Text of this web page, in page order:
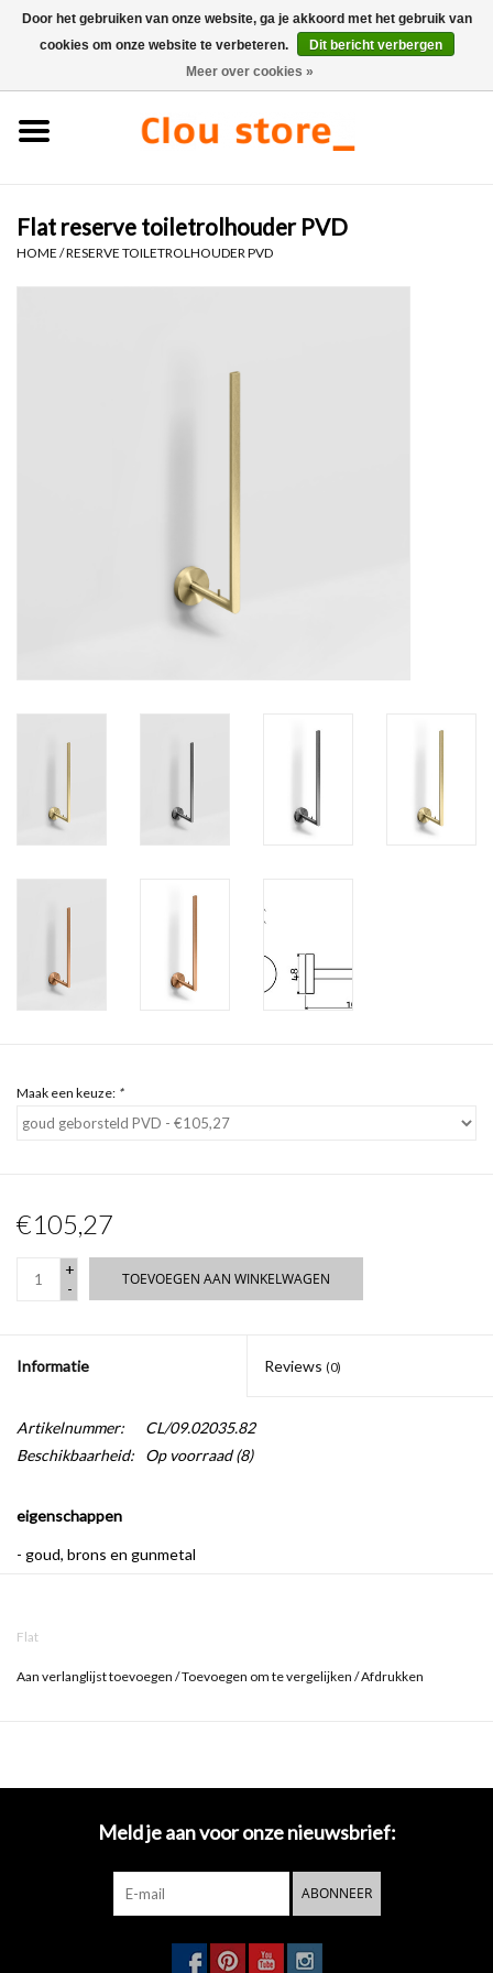
0 Artikelen - €0,00
Fonteinsets
Fonteinen
Flat reserve toiletrolhouder PVD
HOME /RESERVE TOILETROLHOUDER PVD
Maak een keuze: *
€105,27
+
-
TOEVOEGEN AAN WINKELWAGEN
Informatie Reviews (0)
Artikelnummer:
CL/09.02035.82
Beschikbaarheid:
Op voorraad(8)
eigenschappen
- goud, brons en gunmetal
- inclusief bevestigingsset
Flat
Aan verlanglijst toevoegen /Toevoegen om te vergelijken /Afdrukken
Meld je aan voor onze nieuwsbrief:
ABONNEER
Door het gebruiken van onze website, ga je akkoord met het gebruik van
cookies om onze website te verbeteren.
Dit bericht verbergen
Meer over cookies »